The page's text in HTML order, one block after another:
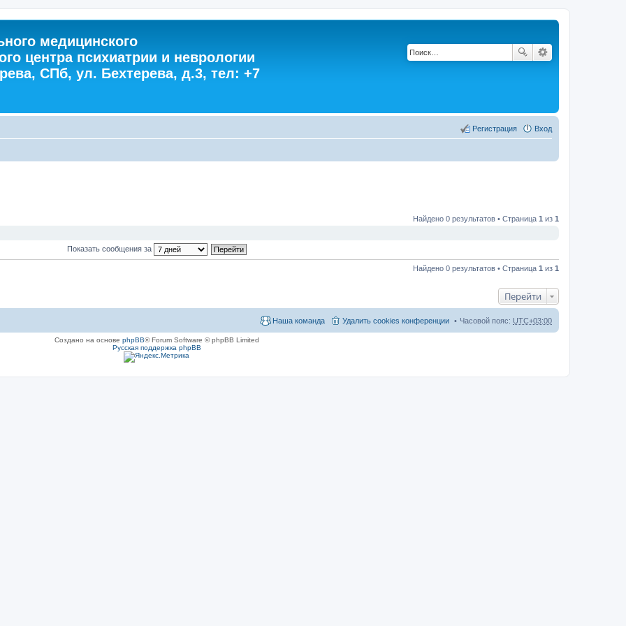
медицинского
центра психиатрии и неврологии
СПб, ул. Бехтерева, д.3, тел: +7
Вход
Регистрация
Найдено 0 результатов • Страница 1 из 1
Показать сообщения за
Найдено 0 результатов • Страница 1 из 1
Перейти
Часовой пояс: UTC+03:00
Удалить cookies конференции
Наша команда
Создано на основе phpBB® Forum Software © phpBB Limited
Русская поддержка phpBB